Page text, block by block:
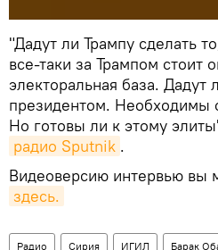
"Дадут ли Трампу сделать
все-таки за Трампом стоит
электоральная база. Дадут
президентом. Необходимы
Но готовы ли к этому
радио Sputnik .
Видеоверсию интервью вы
здесь.
Радио Сирия ИГИЛ Барак